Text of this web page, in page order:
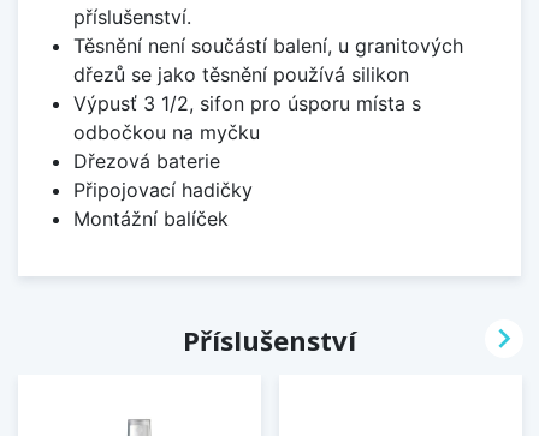
příslušenství.
Těsnění není součástí balení, u granitových
dřezů se jako těsnění používá silikon
Výpusť 3 1/2, sifon pro úsporu místa s
odbočkou na myčku
Dřezová baterie
Připojovací hadičky
Montážní balíček
Příslušenství 